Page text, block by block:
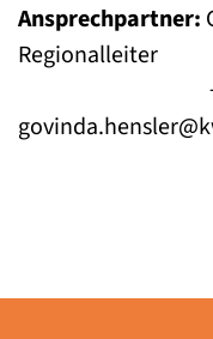
Ansprechpartner:
Regionalleiter
+49 151